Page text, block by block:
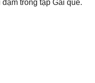
trong tập Gái quê.